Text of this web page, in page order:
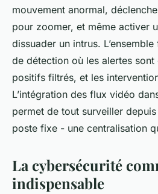
mouvement anormal,
pour zoomer, et même activer
dissuader un intrus.
de détection où les alertes
positifs filtrés, et les
L’intégration des flux vidéo
permet de tout surveiller
poste fixe - une centralisation
La cybersécurité
indispensable